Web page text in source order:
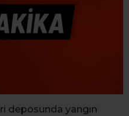
deposunda yangın